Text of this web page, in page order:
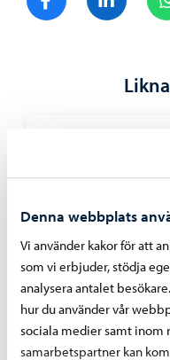
Denna webbplats
Vi använder kakor för att
som vi erbjuder, stödja
analysera antalet
hur du använder vår
sociala medier samt inom
samarbetspartner kan
Stadsstyrelsens